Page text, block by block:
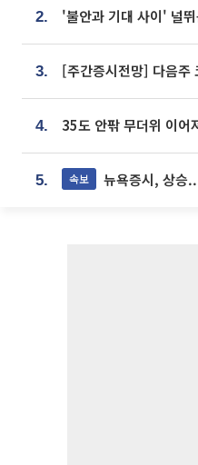
2.
3.
4.
5. 속보 뉴욕증시, 상